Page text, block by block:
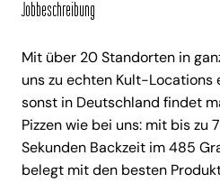
Jobbeschreibung
Mit über 20 Standorten in
uns zu echten Kult-Locations
sonst in Deutschland findet
Pizzen wie bei uns: mit bis zu
Sekunden Backzeit im 485
belegt mit den besten